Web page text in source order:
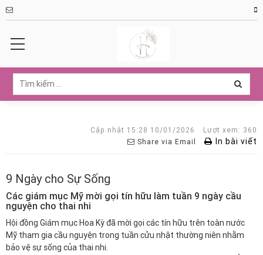
Cập nhật 15:28 10/01/2026
Lượt xem: 360
Share via Email
In bài viết
9 Ngày cho Sự Sống
Các giám mục Mỹ mời gọi tín hữu làm tuần 9 ngày cầu
nguyện cho thai nhi
Hội đồng Giám mục Hoa Kỳ đã mời gọi các tín hữu trên toàn nước
Mỹ tham gia cầu nguyện trong tuần cửu nhật thường niên nhằm
bảo vệ sự sống của thai nhi.